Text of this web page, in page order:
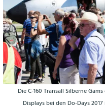
Die C-160 Transall Silberne
Displays bei den Do-Days